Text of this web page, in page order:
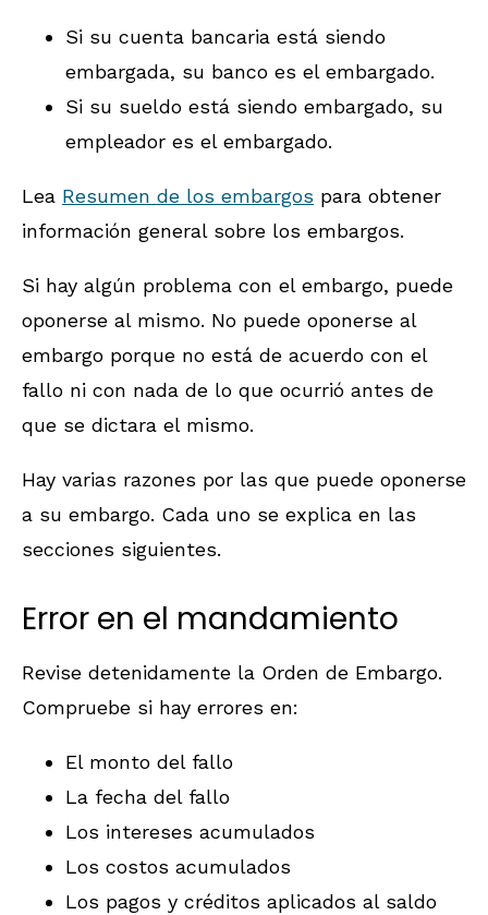
Si su cuenta bancaria está siendo
embargada, su banco es el embargado.
Si su sueldo está siendo embargado, su
empleador es el embargado.
Lea Resumen de los embargos para obtener
información general sobre los embargos.
Si hay algún problema con el embargo, puede
oponerse al mismo. No puede oponerse al
embargo porque no está de acuerdo con el
fallo ni con nada de lo que ocurrió antes de
que se dictara el mismo.
Hay varias razones por las que puede oponerse
a su embargo. Cada uno se explica en las
secciones siguientes.
Error en el mandamiento
Revise detenidamente la Orden de Embargo.
Compruebe si hay errores en:
El monto del fallo
La fecha del fallo
Los intereses acumulados
Los costos acumulados
Los pagos y créditos aplicados al saldo